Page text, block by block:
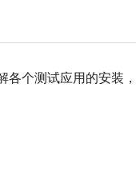
各个测试应用的安装